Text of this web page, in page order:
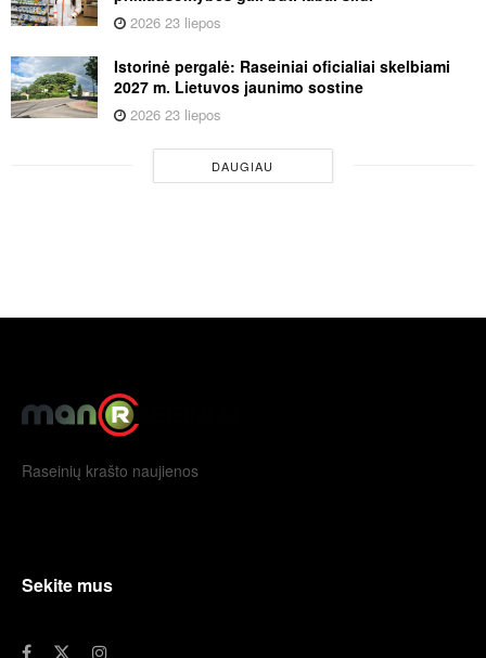
2026 23 liepos
Istorinė pergalė: Raseiniai oficialiai skelbiami
2027 m. Lietuvos jaunimo sostine
2026 23 liepos
DAUGIAU
Raseinių krašto naujienos
Sekite mus